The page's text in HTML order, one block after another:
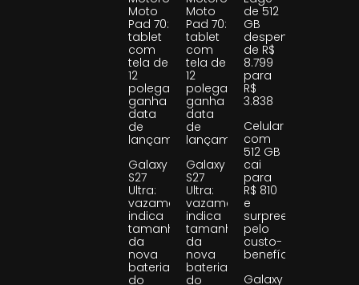
Moto
Pad 70:
tablet
com
tela de
12
polegadas
ganha
data
de
lançamento
Galaxy
S27
Ultra:
vazamento
indica
tamanho
da
nova
bateria
do
Moto
Pad 70:
tablet
com
tela de
12
polegadas
ganha
data
de
lançamento
Galaxy
S27
Ultra:
vazamento
indica
tamanho
da
nova
bateria
do
de 512
GB
despenca
de R$
8.799
para
R$
3.838
Celular
com
512 GB
cai
para
R$ 810
e
surpreende
pelo
custo-
benefício
Galaxy